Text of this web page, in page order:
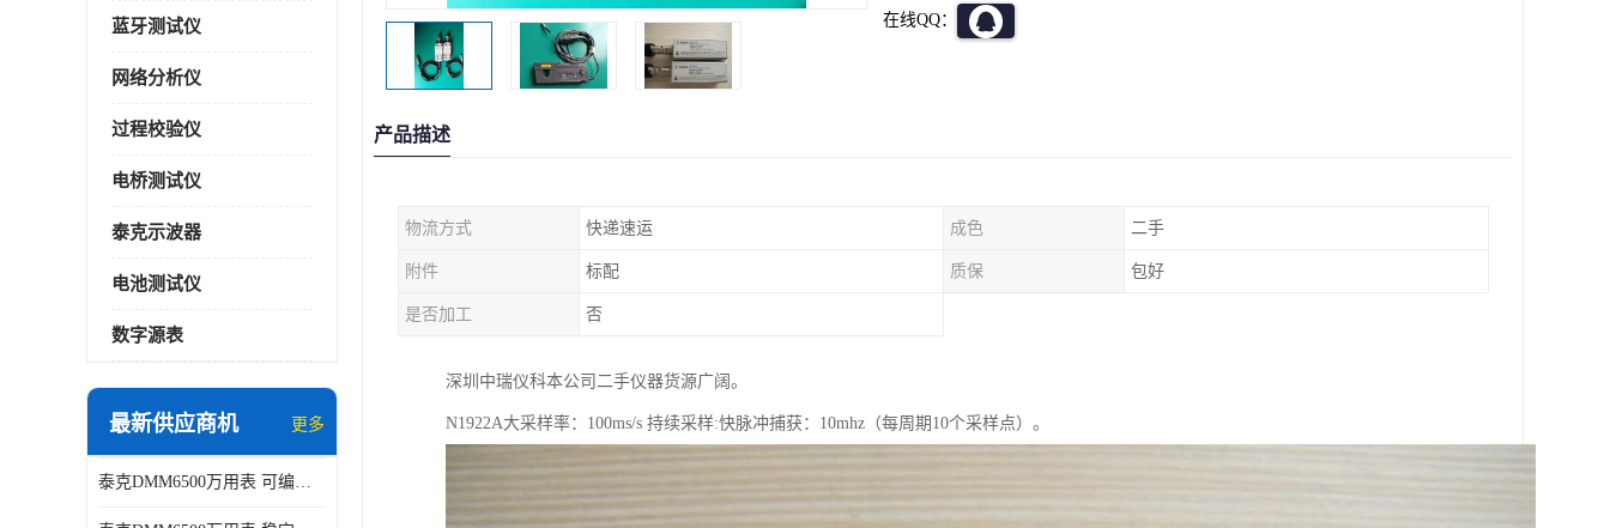
蓝牙测试仪
网络分析仪
过程校验仪
电桥测试仪
泰克示波器
电池测试仪
数字源表
最新供应商机 更多
泰克DMM6500万用表 可编程性强 多种接口
在线QQ：
产品描述
物流方式 快递速运 成色 二手
附件 标配 质保 包好
是否加工 否
深圳中瑞仪科本公司二手仪器货源广阔。
N1922A大采样率：100ms/s 持续采样:快脉冲捕获：10mhz（每周期10个采样点）。